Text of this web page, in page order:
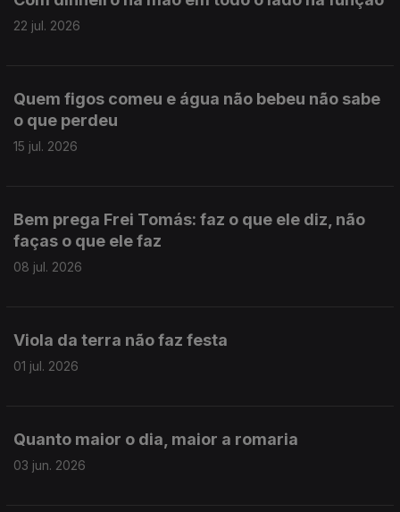
22 jul. 2026
Quem figos comeu e água não bebeu não sabe
o que perdeu
15 jul. 2026
Bem prega Frei Tomás: faz o que ele diz, não
faças o que ele faz
08 jul. 2026
Viola da terra não faz festa
01 jul. 2026
Quanto maior o dia, maior a romaria
03 jun. 2026